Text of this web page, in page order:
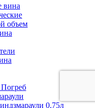
вина
объем
0,75л